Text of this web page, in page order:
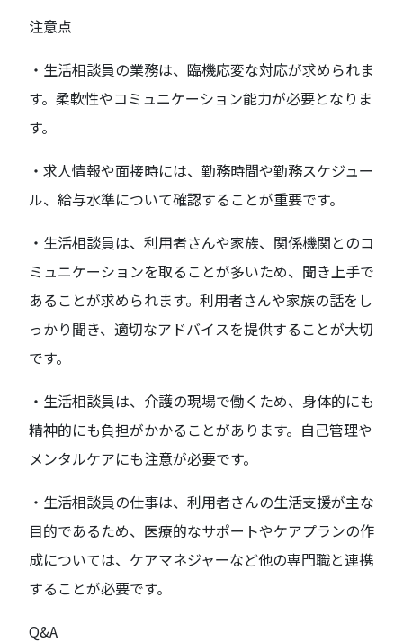
注意点
・生活相談員の業務は、臨機応変な対応が求められま
す。柔軟性やコミュニケーション能力が必要となりま
す。
・求人情報や面接時には、勤務時間や勤務スケジュー
ル、給与水準について確認することが重要です。
・生活相談員は、利用者さんや家族、関係機関とのコ
ミュニケーションを取ることが多いため、聞き上手で
あることが求められます。利用者さんや家族の話をし
っかり聞き、適切なアドバイスを提供することが大切
です。
・生活相談員は、介護の現場で働くため、身体的にも
精神的にも負担がかかることがあります。自己管理や
メンタルケアにも注意が必要です。
・生活相談員の仕事は、利用者さんの生活支援が主な
目的であるため、医療的なサポートやケアプランの作
成については、ケアマネジャーなど他の専門職と連携
することが必要です。
Q&A